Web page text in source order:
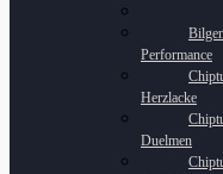
Performance
Herzlacke
Duelmen